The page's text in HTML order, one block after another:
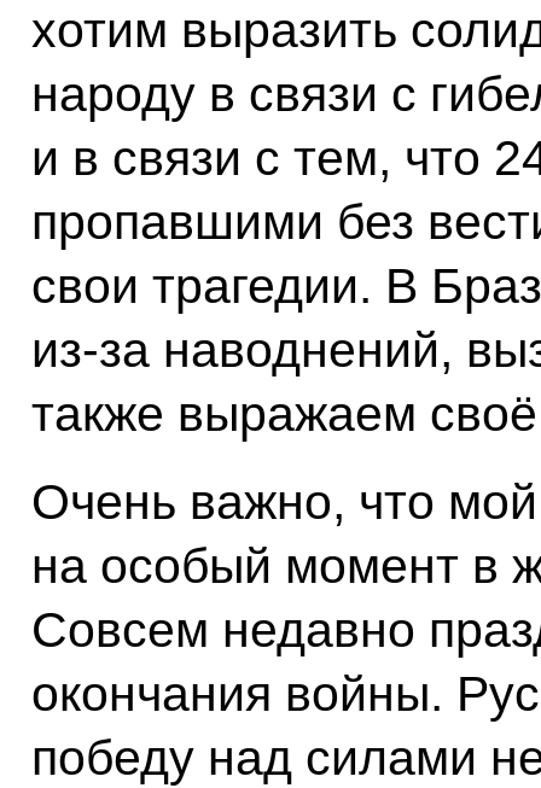
хотим выразить
народу в связи с
и в связи с тем, что
пропавшими без
свои трагедии. В
из‑за наводнений,
также выражаем
Очень важно, что
на особый момент в
Совсем недавно
окончания войны.
победу над силами